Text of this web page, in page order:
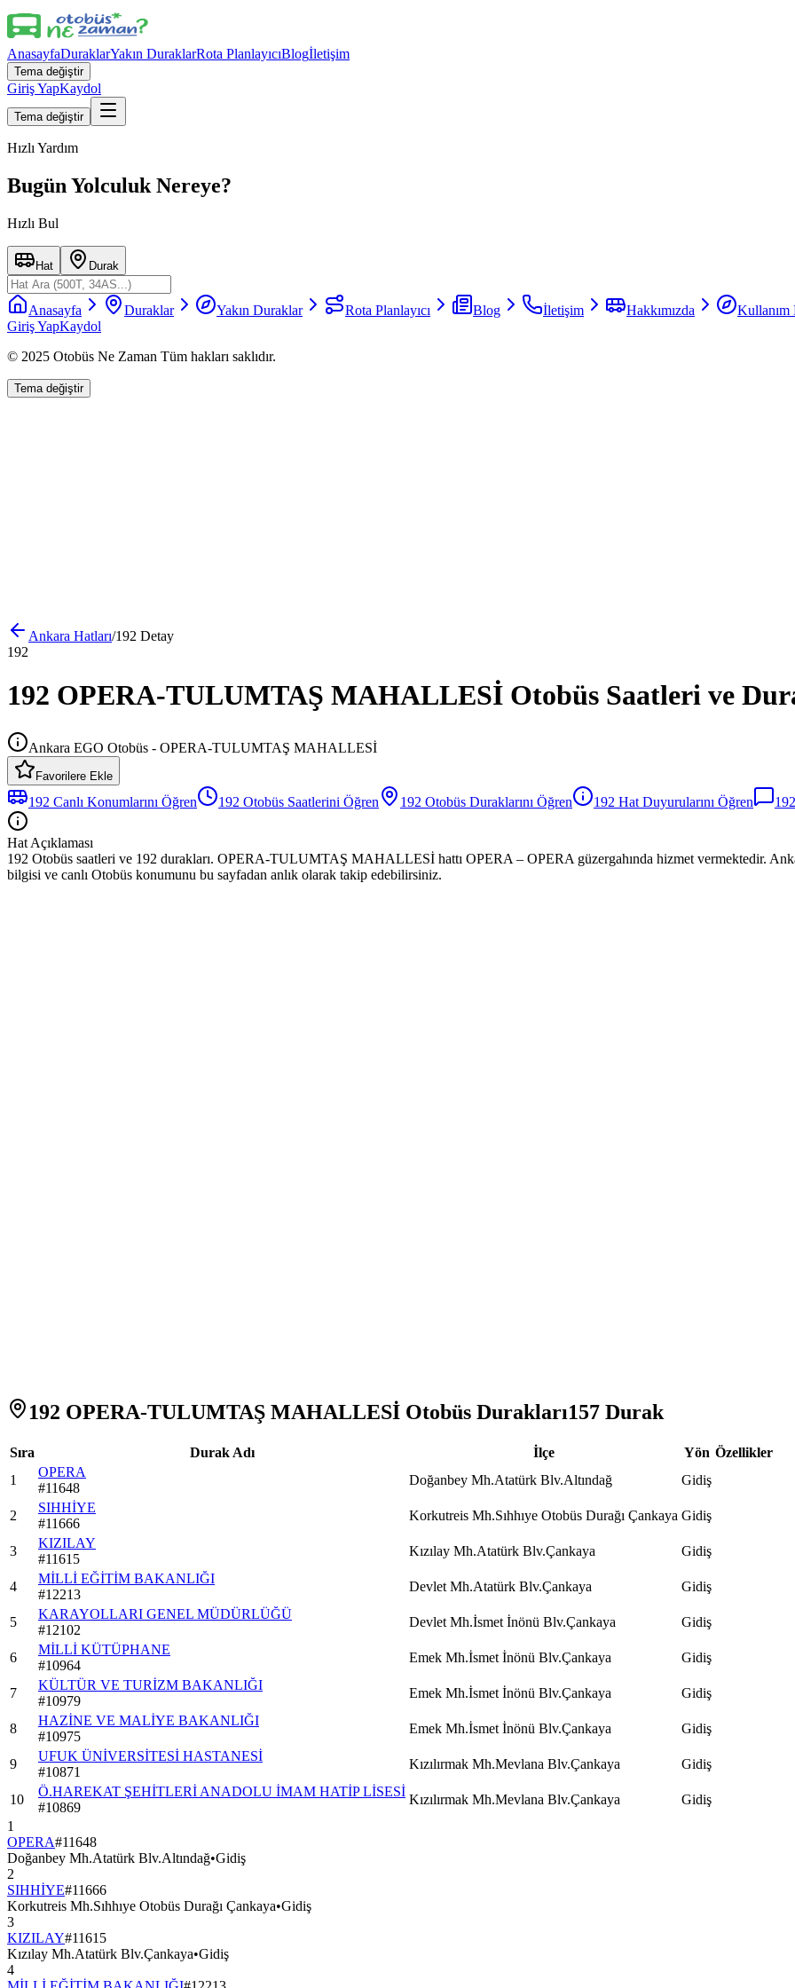
AnasayfaDuraklarYakın DuraklarRota PlanlayıcıBlogİletişim
Tema değiştir
Giriş YapKaydol
Tema değiştir
Hızlı Yardım
Bugün Yolculuk Nereye?
Hızlı Bul
Hat Durak
Anasayfa Duraklar Yakın Duraklar Rota Planlayıcı Blog İletişim Hakkımızda
Kullanım
Giriş YapKaydol
© 2025 Otobüs Ne Zaman Tüm hakları saklıdır.
Tema değiştir
Ankara Hatları/192 Detay
192
192 OPERA-TULUMTAŞ MAHALLESİ Otobüs Saatleri ve
Ankara EGO Otobüs - OPERA-TULUMTAŞ MAHALLESİ
Favorilere Ekle
192 Canlı Konumlarını Öğren 192 Otobüs Saatlerini Öğren 192 Otobüs Duraklarını Öğren 192 Hat Duyurularını Öğren 192
Hat Açıklaması
192 Otobüs saatleri ve 192 durakları. OPERA-TULUMTAŞ MAHALLESİ hattı OPERA – OPERA güzergahında hizmet vermektedir.
bilgisi ve canlı Otobüs konumunu bu sayfadan anlık olarak takip edebilirsiniz.
192 OPERA-TULUMTAŞ MAHALLESİ Otobüs Durakları157 Durak
Sıra Durak Adı İlçe Yön Özellikler
1
OPERA
#11648
Doğanbey Mh.Atatürk Blv.Altındağ Gidiş
2
SIHHİYE
#11666
Korkutreis Mh.Sıhhıye Otobüs Durağı Çankaya Gidiş
3
KIZILAY
#11615
Kızılay Mh.Atatürk Blv.Çankaya Gidiş
4
MİLLİ EĞİTİM BAKANLIĞI
#12213
Devlet Mh.Atatürk Blv.Çankaya Gidiş
5
KARAYOLLARI GENEL MÜDÜRLÜĞÜ
#12102
Devlet Mh.İsmet İnönü Blv.Çankaya Gidiş
6
MİLLİ KÜTÜPHANE
#10964
Emek Mh.İsmet İnönü Blv.Çankaya Gidiş
7
KÜLTÜR VE TURİZM BAKANLIĞI
#10979
Emek Mh.İsmet İnönü Blv.Çankaya Gidiş
8
HAZİNE VE MALİYE BAKANLIĞI
#10975
Emek Mh.İsmet İnönü Blv.Çankaya Gidiş
9
UFUK ÜNİVERSİTESİ HASTANESİ
#10871
Kızılırmak Mh.Mevlana Blv.Çankaya Gidiş
10
Ö.HAREKAT ŞEHİTLERİ ANADOLU İMAM HATİP LİSESİ
#10869
Kızılırmak Mh.Mevlana Blv.Çankaya
Gidiş
1
OPERA#11648
Doğanbey Mh.Atatürk Blv.Altındağ•Gidiş
2
SIHHİYE#11666
Korkutreis Mh.Sıhhıye Otobüs Durağı Çankaya•Gidiş
3
KIZILAY#11615
Kızılay Mh.Atatürk Blv.Çankaya•Gidiş
4